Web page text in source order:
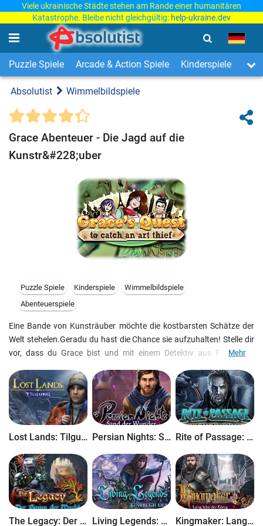
Viele ukrainische Städte stehen am Rande einer humanitären
Katastrophe. Bleibe nicht gleichgültig: help-ukraine.dev
Puzzle Spiele Arcade & Action Spiele Kinderspiele 3-
Absolutist Wimmelbildspiele
Grace Abenteuer - Die Jagd auf die
Kunstr&#228;uber
Puzzle Spiele Kinderspiele
Wimmelbildspiele
Abenteuerspiele
Eine Bande von Kunsträuber möchte die kostbarsten Schätze der
Welt stehelen.Geradu du hast die Chance sie aufzuhalten! Stelle dir
vor, dass du Grace bist und mit einem Detektiv aus Frankreich
die Dieber erwischen. Setze deine Intelligenz ein, um der Spur von
Gauner zu folgen. Gewiss lassen sie die Kunstgalerien absolut leer,
jedoch auch Spuren! Folge den Dieben in Graces Abenteuer: Die
Jagd auf Kunsträuber!
Mehr
Lost Lands: Tilgung Persian Nights: Sand der Wunder Rite of Passage: Schwert und Schatten
The Legacy: Der Baum der Macht Living Legends: Einbruch des Himmels Kingmaker: Lang lebe der König